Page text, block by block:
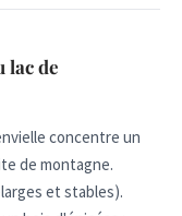
lac de
concentre un
de montagne.
et stables).